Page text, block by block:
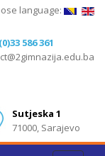
586 361
Sutjeska 1
71000, Sarajevo
language: